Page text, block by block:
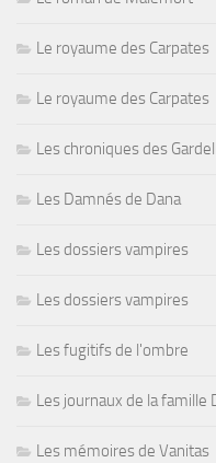
Le royaume des Carpates
Le royaume des Carpates
Les chroniques des
Les Damnés de Dana
Les dossiers vampires
Les dossiers vampires
Les fugitifs de l'ombre
Les journaux de la famille
Les mémoires de Vanitas